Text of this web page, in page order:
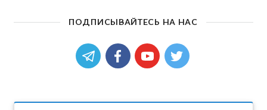
ПОДПИСЫВАЙТЕСЬ НА НАС